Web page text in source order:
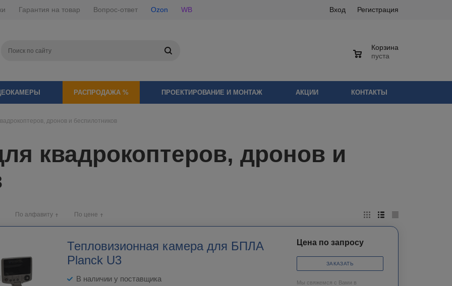
Гарантия на товар Вопрос-ответ Ozon WB Вход Регистрация
Корзина
пуста
РАСПРОДАЖА % ПРОЕКТИРОВАНИЕ И МОНТАЖ АКЦИИ КОНТАКТЫ
дронов и беспилотников
квадрокоптеров, дронов и
По алфавиту По цене
Тепловизионная камера для БПЛА
Planck U3
В наличии у поставщика
Цена по запросу
ЗАКАЗАТЬ
Мы свяжемся с Вами в